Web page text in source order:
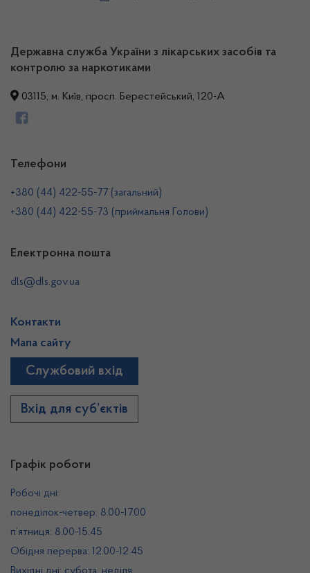
Державна служба України з лікарських засобів та
контролю за наркотиками
03115, м. Київ, просп. Берестейський, 120-А
Графік роботи
Робочі дні:
понеділок-четвер: 8.00-17.00
п’ятниця: 8.00-15.45
Обідня перерва: 12.00-12.45
Телефони
+380 (44) 422-55-77 (загальний)
+380 (44) 422-55-73 (приймальня Голови)
Електронна пошта
dls@dls.gov.ua
Контакти
Мапа сайту
Службовий вхід
Вхід для суб’єктів